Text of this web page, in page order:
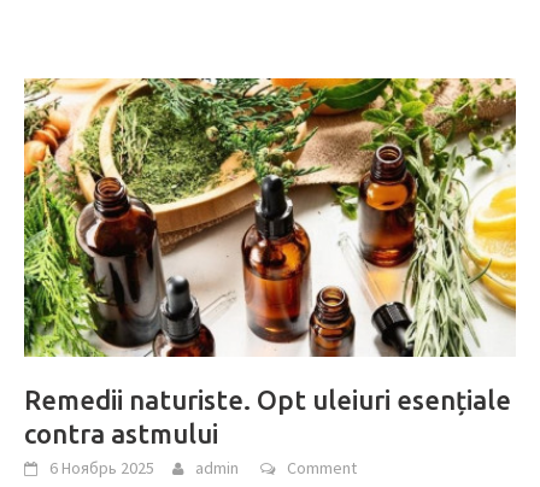
Remedii naturiste. Opt uleiuri esențiale
contra astmului
6 Ноябрь 2025 admin Comment